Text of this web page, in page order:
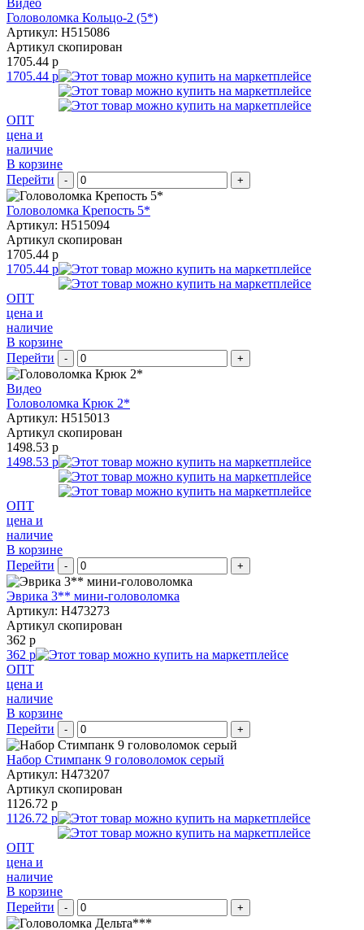
Видео
Головоломка Кольцо-2 (5*)
Артикул: H515086
Артикул скопирован
1705.44 р
1705.44 р
ОПТ
цена и
наличие
В корзине
Перейти
- +
Головоломка Крепость 5*
Артикул: H515094
Артикул скопирован
1705.44 р
1705.44 р
ОПТ
цена и
наличие
В корзине
Перейти
- +
Видео
Головоломка Крюк 2*
Артикул: H515013
Артикул скопирован
1498.53 р
1498.53 р
ОПТ
цена и
наличие
В корзине
Перейти
- +
Эврика 3** мини-головоломка
Артикул: H473273
Артикул скопирован
362 р
362 р
ОПТ
цена и
наличие
В корзине
Перейти
- +
Набор Стимпанк 9 головоломок серый
Артикул: H473207
Артикул скопирован
1126.72 р
1126.72 р
ОПТ
цена и
наличие
В корзине
Перейти
- +